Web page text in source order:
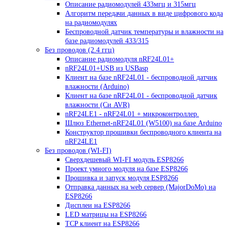
Описание радиомодулей 433мгц и 315мгц
Алгоритм передачи данных в виде цифрового кода
на радиомодулях
Беспроводной датчик температуры и влажности на
базе радиомодулей 433/315
Без проводов (2.4 ггц)
Описание радиомодуля nRF24L01+
nRF24L01+USB из USBasp
Клиент на базе nRF24L01 - беспроводной датчик
влажности (Arduino)
Клиент на базе nRF24L01 - беспроводной датчик
влажности (Си AVR)
nRF24LE1 - nRF24L01 + микроконтроллер.
Шлюз Ethernet-nRF24L01 (W5100) на базе Arduino
Конструктор прошивки беспроводного клиента на
nRF24LE1
Без проводов (WI-FI)
Сверхдешевый WI-FI модуль ESP8266
Проект умного модуля на базе ESP8266
Прошивка и запуск модуля ESP8266
Отправка данных на web сервер (MajorDoMo) на
ESP8266
Дисплеи на ESP8266
LED матрицы на ESP8266
TCP клиент на ESP8266